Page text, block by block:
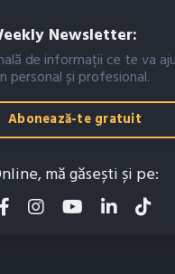
Newsletter:
de informații ce te va
personal și profesional.
Abonează-te gratuit
mă găsești și pe: